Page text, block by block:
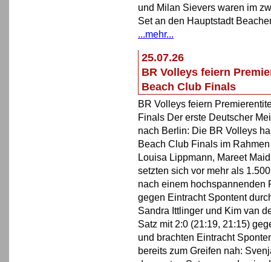
und Milan Sievers waren im
Set an den Hauptstadt
...mehr...
25.07.26
BR Volleys feiern
Beach Club Finals
BR Volleys feiern
Finals Der erste Deutscher
nach Berlin: Die BR Volleys
Beach Club Finals im
Louisa Lippmann, Mareet
setzten sich vor mehr als
nach einem hochspannenden
gegen Eintracht Spontent
Sandra Ittlinger und Kim van
Satz mit 2:0 (21:19, 21:15)
und brachten Eintracht
bereits zum Greifen nah: